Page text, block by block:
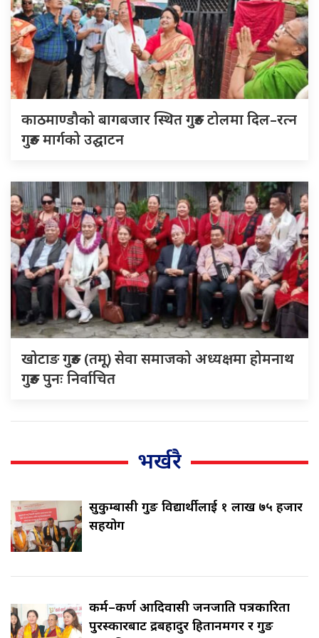
काठमाण्डौको बागबजार स्थित गुरुङ टोलमा दिल–रत्न
गुरुङ मार्गको उद्घाटन
खोटाङ गुरुङ (तमू) सेवा समाजको अध्यक्षमा होमनाथ
गुरुङ पुनः निर्वाचित
भर्खरै
सुकुम्बासी गुरुङ विद्यार्थीलाई १ लाख ७५ हजार
सहयोग
कर्म–कर्ण आदिवासी जनजाति पत्रकारिता
पुरस्कारबाट रुद्रबहादुर हितानमगर र गुरुङ